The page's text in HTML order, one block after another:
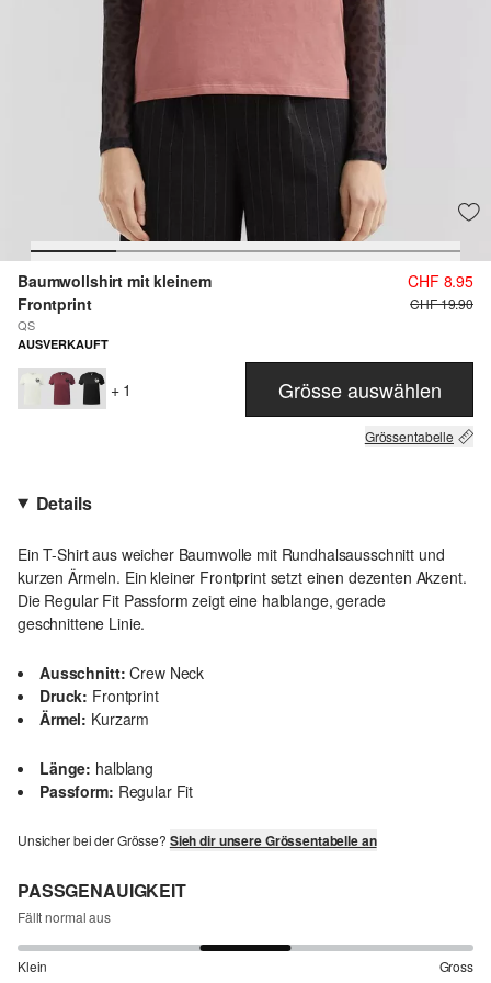
Baumwollshirt mit kleinem
Frontprint
QS
CHF 8.95
CHF 19.90
AUSVERKAUFT
+ 1 Grösse auswählen
Grössentabelle
Details
Ein T-Shirt aus weicher Baumwolle mit Rundhalsausschnitt und
kurzen Ärmeln. Ein kleiner Frontprint setzt einen dezenten Akzent.
Die Regular Fit Passform zeigt eine halblange, gerade
geschnittene Linie.
Ausschnitt: Crew Neck
Druck: Frontprint
Ärmel: Kurzarm
Länge: halblang
Passform: Regular Fit
Unsicher bei der Grösse? Sieh dir unsere Grössentabelle an
PASSGENAUIGKEIT
Fällt normal aus
Klein Gross